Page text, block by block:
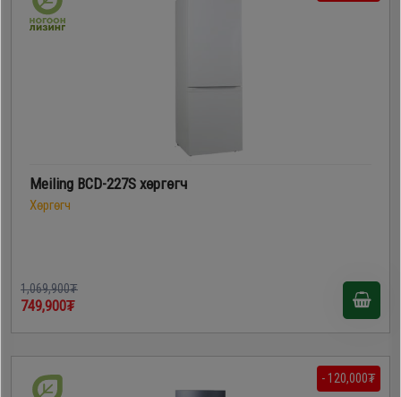
Meiling BCD-227S хөргөгч
Хөргөгч
1,069,900₮
749,900₮
- 120,000₮